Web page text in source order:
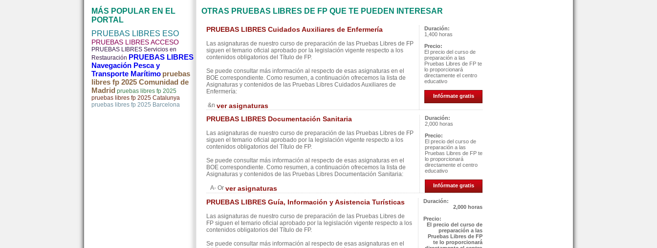
MÁS POPULAR EN EL
PORTAL
PRUEBAS LIBRES ESO
PRUEBAS LIBRES ACCESO
PRUEBAS LIBRES Servicios en
Restauración PRUEBAS LIBRES
Navegación Pesca y
Transporte Marítimo pruebas
libres fp 2025 Comunidad de
Madrid pruebas libres fp 2025
pruebas libres fp 2025 Catalunya
pruebas libres fp 2025 Barcelona
OTRAS PRUEBAS LIBRES DE FP QUE TE PUEDEN INTERESAR
PRUEBAS LIBRES Cuidados Auxiliares de Enfermería
Las asignaturas de nuestro curso de preparación de las Pruebas Libres de FP
siguen el temario oficial aprobado por la legislación vigente respecto a los
contenidos obligatorios del Título de FP.
Se puede consultar más información al respecto de esas asignaturas en el
BOE correspondiente. Como resumen, a continuación ofrecemos la lista de
Asignaturas y contenidos de las Pruebas Libres Cuidados Auxiliares de
Enfermería:
&n ver asignaturas
Duración:
1,400 horas
Precio:
El precio del curso de
preparación a las
Pruebas Libres de FP te
lo proporcionará
directamente el centro
educativo
Infórmate gratis
PRUEBAS LIBRES Documentación Sanitaria
Las asignaturas de nuestro curso de preparación de las Pruebas Libres de FP
siguen el temario oficial aprobado por la legislación vigente respecto a los
contenidos obligatorios del Título de FP.
Se puede consultar más información al respecto de esas asignaturas en el
BOE correspondiente. Como resumen, a continuación ofrecemos la lista de
Asignaturas y contenidos de las Pruebas Libres Documentación Sanitaria:
A- Or ver asignaturas
Duración:
2,000 horas
Precio:
El precio del curso de
preparación a las
Pruebas Libres de FP te
lo proporcionará
directamente el centro
educativo
Infórmate gratis
PRUEBAS LIBRES Guía, Información y Asistencia Turísticas
Las asignaturas de nuestro curso de preparación de las Pruebas Libres de
FP siguen el temario oficial aprobado por la legislación vigente respecto a los
contenidos obligatorios del Título de FP.
Se puede consultar más información al respecto de esas asignaturas en el
Duración:
2,000 horas
Precio:
El precio del curso de
preparación a las
Pruebas Libres de FP
te lo proporcionará